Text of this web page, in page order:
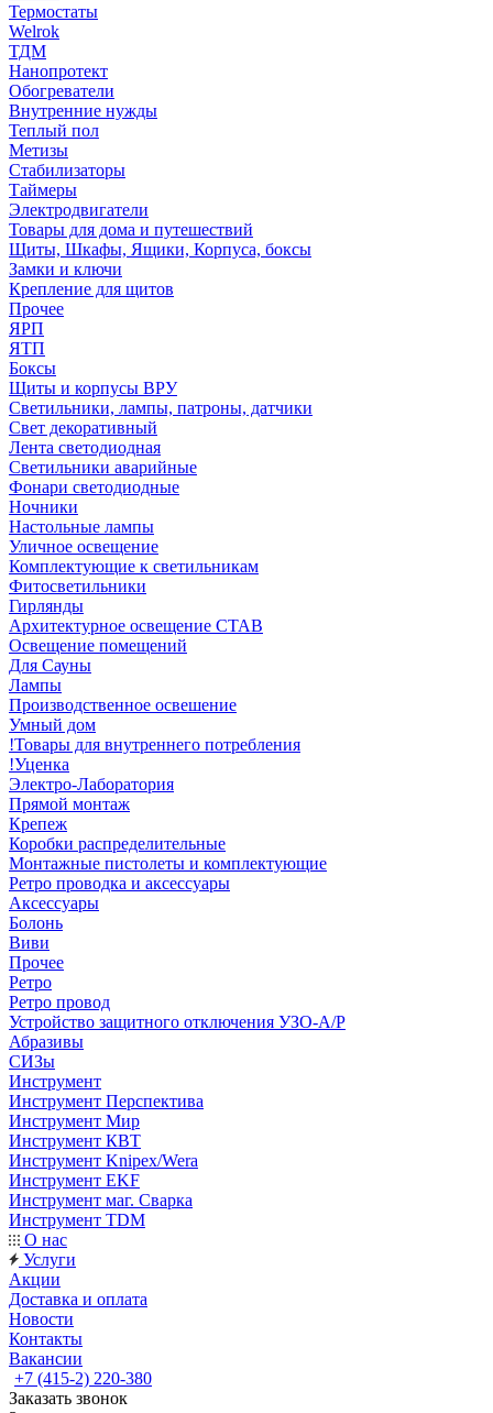
Термостаты
Welrok
ТДМ
Нанопротект
Обогреватели
Внутренние нужды
Теплый пол
Метизы
Стабилизаторы
Таймеры
Электродвигатели
Товары для дома и путешествий
Щиты, Шкафы, Ящики, Корпуса, боксы
Замки и ключи
Крепление для щитов
Прочее
ЯРП
ЯТП
Боксы
Щиты и корпусы ВРУ
Светильники, лампы, патроны, датчики
Свет декоративный
Лента светодиодная
Светильники аварийные
Фонари светодиодные
Ночники
Настольные лампы
Уличное освещение
Комплектующие к светильникам
Фитосветильники
Гирлянды
Архитектурное освещение СТАВ
Освещение помещений
Для Сауны
Лампы
Производственное освешение
Умный дом
!Товары для внутреннего потребления
!Уценка
Электро-Лаборатория
Прямой монтаж
Крепеж
Коробки распределительные
Монтажные пистолеты и комплектующие
Ретро проводка и аксессуары
Аксессуары
Болонь
Виви
Прочее
Ретро
Ретро провод
Устройство защитного отключения УЗО-А/Р
Абразивы
СИЗы
Инструмент
Инструмент Перспектива
Инструмент Мир
Инструмент КВТ
Инструмент Knipex/Wera
Инструмент EKF
Инструмент маг. Сварка
Инструмент TDM
О нас
Услуги
Акции
Доставка и оплата
Новости
Контакты
Вакансии
+7 (415-2) 220-380
Заказать звонок